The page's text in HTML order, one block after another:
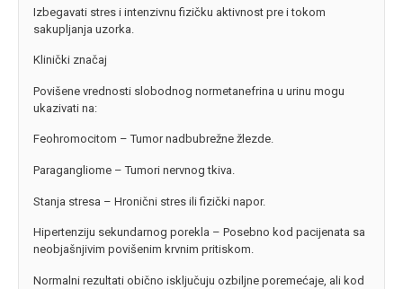
Izbegavati stres i intenzivnu fizičku aktivnost pre i tokom
sakupljanja uzorka.
Klinički značaj
Povišene vrednosti slobodnog normetanefrina u urinu mogu
ukazivati na:
Feohromocitom – Tumor nadbubrežne žlezde.
Paragangliome – Tumori nervnog tkiva.
Stanja stresa – Hronični stres ili fizički napor.
Hipertenziju sekundarnog porekla – Posebno kod pacijenata sa
neobjašnjivim povišenim krvnim pritiskom.
Normalni rezultati obično isključuju ozbiljne poremećaje, ali kod